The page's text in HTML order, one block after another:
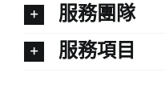
服務團隊
服務項目